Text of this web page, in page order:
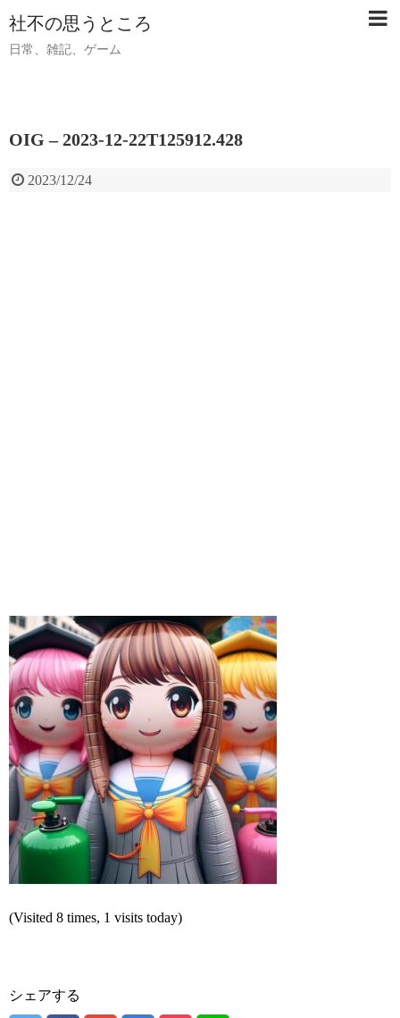
社不の思うところ
日常、雑記、ゲーム
OIG – 2023-12-22T125912.428
2023/12/24
(Visited 8 times, 1 visits today)
シェアする